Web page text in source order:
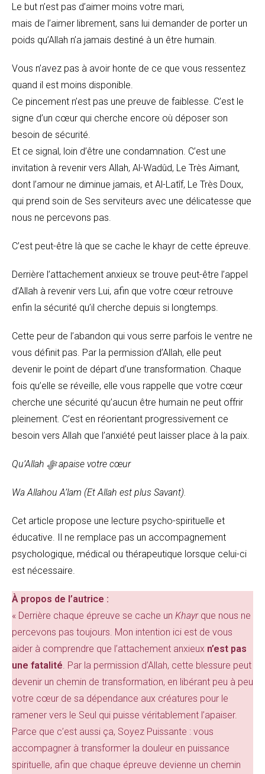
Le but n’est pas d’aimer moins votre mari,
mais de l’aimer librement, sans lui demander de porter un
poids qu’Allah n’a jamais destiné à un être humain.
Vous n’avez pas à avoir honte de ce que vous ressentez
quand il est moins disponible.
Ce pincement n’est pas une preuve de faiblesse. C’est le
signe d’un cœur qui cherche encore où déposer son
besoin de sécurité.
Et ce signal, loin d’être une condamnation. C’est une
invitation à revenir vers Allah, Al-Wadûd, Le Très Aimant,
dont l’amour ne diminue jamais, et Al-Latîf, Le Très Doux,
qui prend soin de Ses serviteurs avec une délicatesse que
nous ne percevons pas.
C’est peut-être là que se cache le khayr de cette épreuve.
Derrière l’attachement anxieux se trouve peut-être l’appel
d’Allah à revenir vers Lui, afin que votre cœur retrouve
enfin la sécurité qu’il cherche depuis si longtemps.
Cette peur de l’abandon qui vous serre parfois le ventre ne
vous définit pas. Par la permission d’Allah, elle peut
devenir le point de départ d’une transformation. Chaque
fois qu’elle se réveille, elle vous rappelle que votre cœur
cherche une sécurité qu’aucun être humain ne peut offrir
pleinement. C’est en réorientant progressivement ce
besoin vers Allah que l’anxiété peut laisser place à la paix.
Qu’Allah ﷻ apaise votre cœur
Wa Allahou A’lam (Et Allah est plus Savant).
Cet article propose une lecture psycho-spirituelle et
éducative. Il ne remplace pas un accompagnement
psychologique, médical ou thérapeutique lorsque celui-ci
est nécessaire.
À propos de l’autrice :
« Derrière chaque épreuve se cache un Khayrque nous ne
percevons pas toujours. Mon intention ici est de vous
aider à comprendre que l’attachement anxieux n’est pas
une fatalité. Par la permission d’Allah, cette blessure peut
devenir un chemin de transformation, en libérant peu à peu
votre cœur de sa dépendance aux créatures pour le
ramener vers le Seul qui puisse véritablement l’apaiser.
Parce que c’est aussi ça, Soyez Puissante : vous
accompagner à transformer la douleur en puissance
spirituelle, afin que chaque épreuve devienne un chemin